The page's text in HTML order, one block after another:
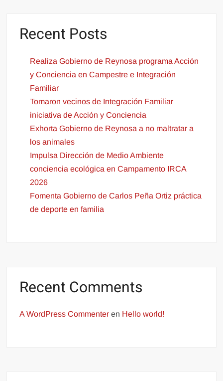
Recent Posts
Realiza Gobierno de Reynosa programa Acción
y Conciencia en Campestre e Integración
Familiar
Tomaron vecinos de Integración Familiar
iniciativa de Acción y Conciencia
Exhorta Gobierno de Reynosa a no maltratar a
los animales
Impulsa Dirección de Medio Ambiente
conciencia ecológica en Campamento IRCA
2026
Fomenta Gobierno de Carlos Peña Ortiz práctica
de deporte en familia
Recent Comments
A WordPress Commenter en Hello world!